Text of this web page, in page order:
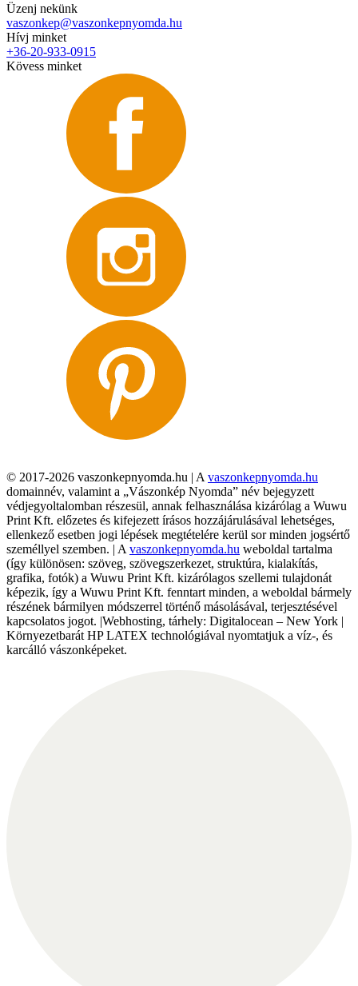
Üzenj nekünk
vaszonkep@vaszonkepnyomda.hu
Hívj minket
+36-20-933-0915
Kövess minket
© 2017-2026 vaszonkepnyomda.hu | A vaszonkepnyomda.hu
domainnév, valamint a „Vászonkép Nyomda” név bejegyzett
védjegyoltalomban részesül, annak felhasználása kizárólag a Wuwu
Print Kft. előzetes és kifejezett írásos hozzájárulásával lehetséges,
ellenkező esetben jogi lépések megtételére kerül sor minden jogsértő
személlyel szemben. | A vaszonkepnyomda.hu weboldal tartalma
(így különösen: szöveg, szövegszerkezet, struktúra, kialakítás,
grafika, fotók) a Wuwu Print Kft. kizárólagos szellemi tulajdonát
képezik, így a Wuwu Print Kft. fenntart minden, a weboldal bármely
részének bármilyen módszerrel történő másolásával, terjesztésével
kapcsolatos jogot. |Webhosting, tárhely: Digitalocean – New York |
Környezetbarát HP LATEX technológiával nyomtatjuk a víz-, és
karcálló vászonképeket.